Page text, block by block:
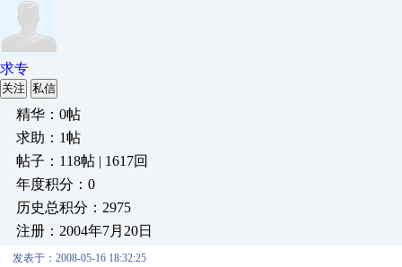
求专
关注 私信
精华：0帖
求助：1帖
帖子：118帖 | 1617回
年度积分：0
历史总积分：2975
注册：2004年7月20日
发表于：2008-05-16 18:32:25